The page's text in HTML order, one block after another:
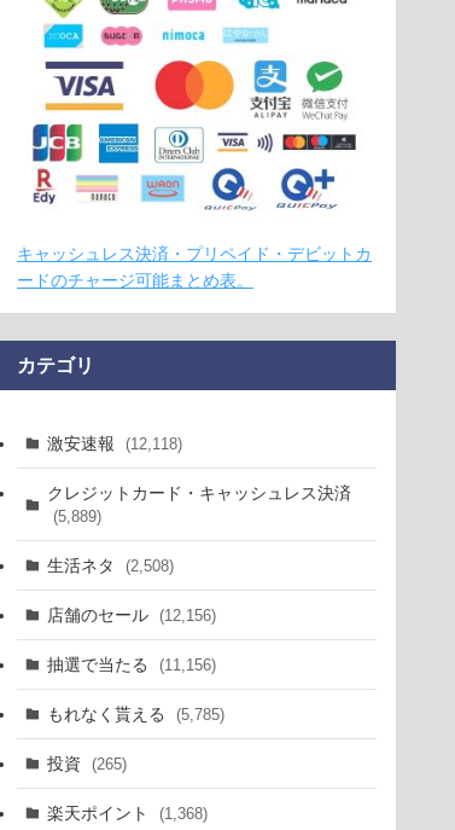
キャッシュレス決済・プリペイド・デビットカ
ードのチャージ可能まとめ表。
カテゴリ
激安速報 (12,118)
クレジットカード・キャッシュレス決済
(5,889)
生活ネタ (2,508)
店舗のセール (12,156)
抽選で当たる (11,156)
もれなく貰える (5,785)
投資 (265)
楽天ポイント (1,368)